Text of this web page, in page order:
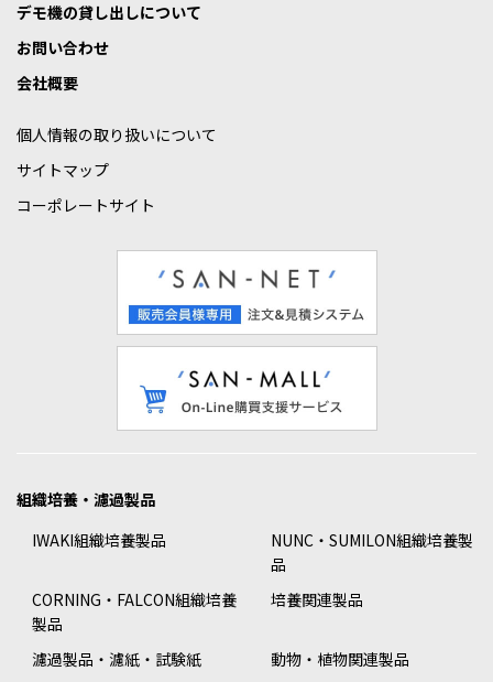
デモ機の貸し出しについて
お問い合わせ
会社概要
個人情報の取り扱いについて
サイトマップ
コーポレートサイト
組織培養・濾過製品
IWAKI組織培養製品
NUNC・SUMILON組織培養製
品
CORNING・FALCON組織培養
製品
培養関連製品
濾過製品・濾紙・試験紙
動物・植物関連製品